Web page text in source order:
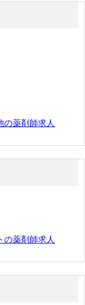
の薬剤師求人
の薬剤師求人